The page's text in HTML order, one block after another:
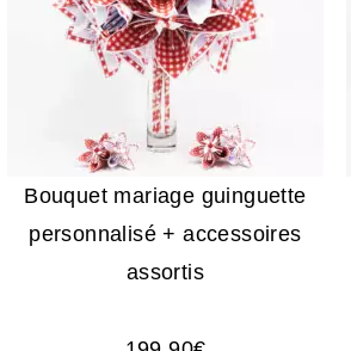
Bouquet mariage guinguette
personnalisé + accessoires
assortis